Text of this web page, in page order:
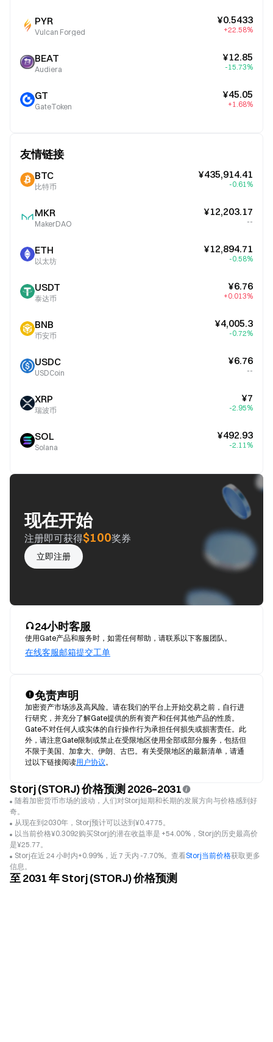
PYR
Vulcan Forged
¥0.5433
+22.58%
BEAT
Audiera
¥12.85
-15.73%
GT
GateToken
¥45.05
+1.68%
友情链接
BTC
比特币
¥435,914.41
-0.61%
MKR
MakerDAO
¥12,203.17
--
ETH
以太坊
¥12,894.71
-0.58%
USDT
泰达币
¥6.76
+0.013%
BNB
币安币
¥4,005.3
-0.72%
USDC
USDCoin
¥6.76
--
XRP
瑞波币
¥7
-2.95%
SOL
Solana
¥492.93
-2.11%
现在开始
注册即可获得$100奖券
立即注册
24小时客服
使用Gate产品和服务时，如需任何帮助，请联系以下客服团队。
在线客服邮箱提交工单
免责声明
加密资产市场涉及高风险。请在我们的平台上开始交易之前，自行进
行研究，并充分了解Gate提供的所有资产和任何其他产品的性质。
Gate不对任何人或实体的自行操作行为承担任何损失或损害责任。此
外，请注意Gate限制或禁止在受限地区使用全部或部分服务，包括但
不限于美国、加拿大、伊朗、古巴。有关受限地区的最新清单，请通
过以下链接阅读用户协议。
Storj (STORJ) 价格预测 2026–2031
随着加密货币市场的波动，人们对Storj短期和长期的发展方向与价格感到好
奇。
从现在到2030年，Storj预计可以达到¥0.4775。
以当前价格¥0.3092购买Storj的潜在收益率是 +54.00%，Storj的历史最高价
是¥25.77。
Storj在近 24 小时内+0.99%，近 7 天内 -7.70%。查看Storj当前价格获取更多
信息。
至 2031 年 Storj (STORJ) 价格预测